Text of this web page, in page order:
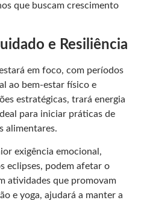
que buscam crescimento
e Resiliência
em foco, com períodos
ao bem-estar físico e
estratégicas, trará energia
para iniciar práticas de
alimentares.
exigência emocional,
eclipses, podem afetar o
atividades que promovam
e yoga, ajudará a manter a